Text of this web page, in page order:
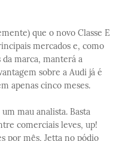
que o novo Classe E
mercados e, como
marca, manterá a
sobre a Audi já é
apenas cinco meses.
mau analista. Basta
comerciais leves, up!
por mês, Jetta no pódio